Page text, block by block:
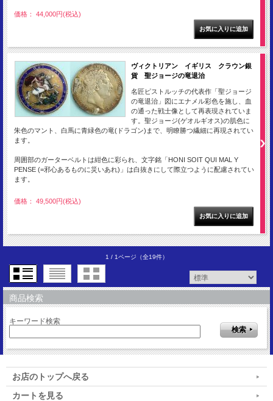
価格： 44,000円(税込)
ヴィクトリアン イギリス クラウン銀
貨 聖ジョージの竜退治
名匠ピストルッチの代表作「聖ジョージ
の竜退治」図にエナメル彩色を施し、血
の通った戦士像として再表現されていま
す。聖ジョージ(ゲオルギオス)の肌色に
朱色のマント、白馬に青緑色の竜(ドラゴン)まで、明瞭勝つ繊細に再現されてい
ます。
周囲部のガーターベルトは紺色に彩られ、文字銘「HONI SOIT QUI MAL Y
PENSE (=邪心あるものに災いあれ)」は白抜きにして際立つように配慮されてい
ます。
価格： 49,500円(税込)
1 / 1ページ （全19件）
商品検索
キーワード検索
お店のトップへ戻る
カートを見る